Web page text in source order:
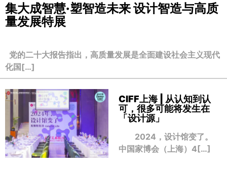
集大成智慧·塑智造未来设计智造与高质
量发展特展
党的二十大报告指出，高质量发展是全面建设社会主义现代
化国[…]
CIFF上海 | 从认知到认
可，很多可能将发生在
「设计源」
2024，设计馆变了。
中国家博会（上海）4[…]